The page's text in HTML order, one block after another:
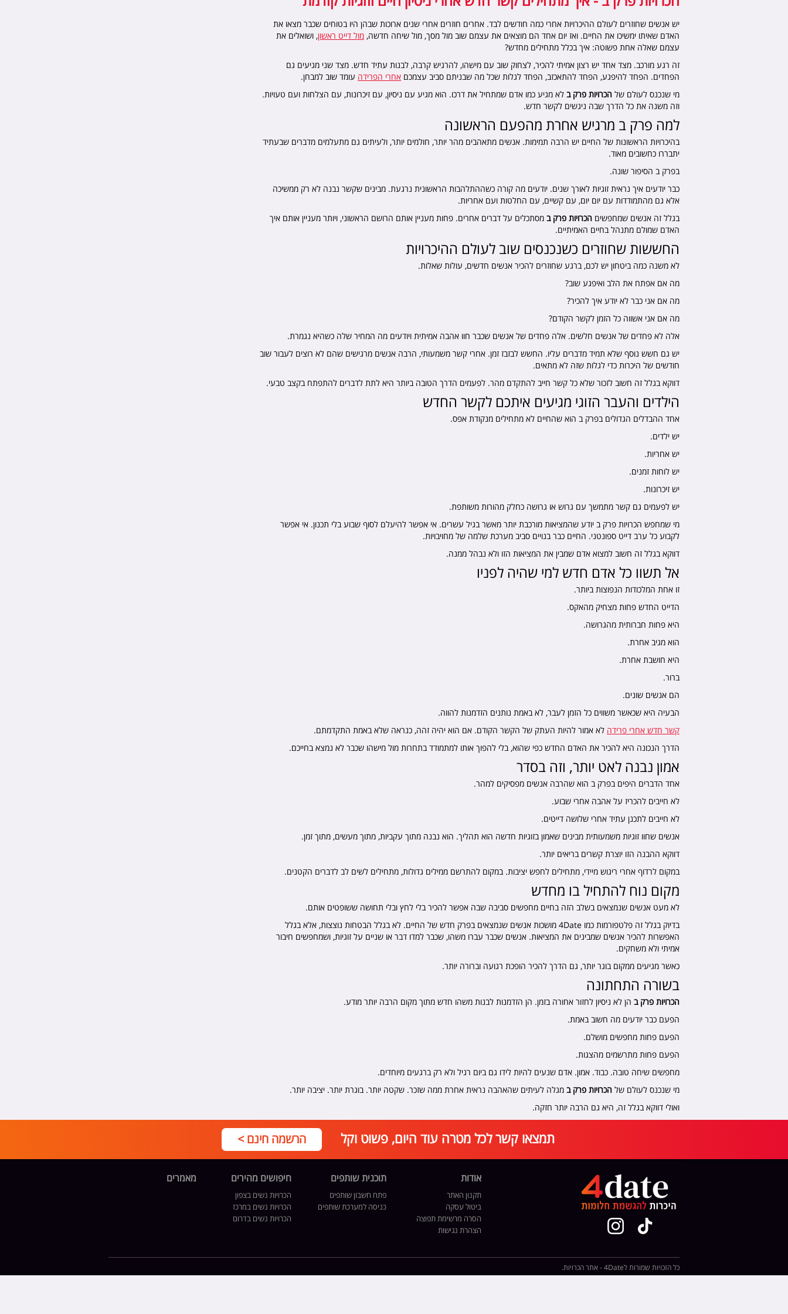
יש אנשים שחוזרים לעולם ההיכרויות אחרי כמה חודשים לבד. אחרים חוזרים אחרי שנים ארוכות שבהן היו בטוחים שכבר מצאו את
האדם שאיתו ימשיכו את החיים. ואז יום אחד הם מוצאים את עצמם שוב מול מסך, מול שיחה חדשה, מול דייט ראשון, ושואלים את
עצמם שאלה אחת פשוטה: איך בכלל מתחילים מחדש?
זה רגע מורכב. מצד אחד יש רצון אמיתי להכיר, לצחוק שוב עם מישהו, להרגיש קרבה, לבנות עתיד חדש. מצד שני מגיעים גם
הפחדים. הפחד להיפגע, הפחד להתאכזב, הפחד לגלות שכל מה שבניתם סביב עצמכם אחרי הפרידה עומד שוב למבחן.
מי שנכנס לעולם של הכרויות פרק ב לא מגיע כמו אדם שמתחיל את דרכו. הוא מגיע עם ניסיון, עם זיכרונות, עם הצלחות ועם טעויות.
וזה משנה את כל הדרך שבה ניגשים לקשר חדש.
למה פרק ב מרגיש אחרת מהפעם הראשונה
בהיכרויות הראשונות של החיים יש הרבה תמימות. אנשים מתאהבים מהר יותר, חולמים יותר, ולעיתים גם מתעלמים מדברים שבעתיד
יתבררו כחשובים מאוד.
בפרק ב הסיפור שונה.
כבר יודעים איך נראית זוגיות לאורך שנים. יודעים מה קורה כשההתלהבות הראשונית נרגעת. מבינים שקשר נבנה לא רק ממשיכה
אלא גם מהתמודדות עם יום יום, עם קשיים, עם החלטות ועם אחריות.
בגלל זה אנשים שמחפשים הכרויות פרק ב מסתכלים על דברים אחרים. פחות מעניין אותם הרושם הראשוני, ויותר מעניין אותם איך
האדם שמולם מתנהל בחיים האמיתיים.
החששות שחוזרים כשנכנסים שוב לעולם ההיכרויות
לא משנה כמה ביטחון יש לכם, ברגע שחוזרים להכיר אנשים חדשים, עולות שאלות.
מה אם אפתח את הלב ואיפגע שוב?
מה אם אני כבר לא יודע איך להכיר?
מה אם אני אשווה כל הזמן לקשר הקודם?
אלה לא פחדים של אנשים חלשים. אלה פחדים של אנשים שכבר חוו אהבה אמיתית ויודעים מה המחיר שלה כשהיא נגמרת.
יש גם חשש נוסף שלא תמיד מדברים עליו. החשש לבזבז זמן. אחרי קשר משמעותי, הרבה אנשים מרגישים שהם לא רוצים לעבור שוב
חודשים של היכרות כדי לגלות שזה לא מתאים.
דווקא בגלל זה חשוב לזכור שלא כל קשר חייב להתקדם מהר. לפעמים הדרך הטובה ביותר היא לתת לדברים להתפתח בקצב טבעי.
הילדים והעבר הזוגי מגיעים איתכם לקשר החדש
אחד ההבדלים הגדולים בפרק ב הוא שהחיים לא מתחילים מנקודת אפס.
יש ילדים.
יש אחריות.
יש לוחות זמנים.
יש זיכרונות.
יש לפעמים גם קשר מתמשך עם גרוש או גרושה כחלק מהורות משותפת.
מי שמחפש הכרויות פרק ב יודע שהמציאות מורכבת יותר מאשר בגיל עשרים. אי אפשר להיעלם לסוף שבוע בלי תכנון. אי אפשר
לקבוע כל ערב דייט ספונטני. החיים כבר בנויים סביב מערכת שלמה של מחויבויות.
דווקא בגלל זה חשוב למצוא אדם שמבין את המציאות הזו ולא נבהל ממנה.
אל תשוו כל אדם חדש למי שהיה לפניו
זו אחת המלכודות הנפוצות ביותר.
הדייט החדש פחות מצחיק מהאקס.
היא פחות חברותית מהגרושה.
הוא מגיב אחרת.
היא חושבת אחרת.
ברור.
הם אנשים שונים.
הבעיה היא שכאשר משווים כל הזמן לעבר, לא באמת נותנים הזדמנות להווה.
קשר חדש אחרי פרידה לא אמור להיות העתק של הקשר הקודם. אם הוא יהיה זהה, כנראה שלא באמת התקדמתם.
הדרך הנכונה היא להכיר את האדם החדש כפי שהוא, בלי להפוך אותו למתמודד בתחרות מול מישהו שכבר לא נמצא בחייכם.
אמון נבנה לאט יותר, וזה בסדר
אחד הדברים היפים בפרק ב הוא שהרבה אנשים מפסיקים למהר.
לא חייבים להכריז על אהבה אחרי שבוע.
לא חייבים לתכנן עתיד אחרי שלושה דייטים.
אנשים שחוו זוגיות משמעותית מבינים שאמון בזוגיות חדשה הוא תהליך. הוא נבנה מתוך עקביות, מתוך מעשים, מתוך זמן.
דווקא ההבנה הזו יוצרת קשרים בריאים יותר.
במקום לרדוף אחרי ריגוש מיידי, מתחילים לחפש יציבות. במקום להתרשם ממילים גדולות, מתחילים לשים לב לדברים הקטנים.
מקום נוח להתחיל בו מחדש
לא מעט אנשים שנמצאים בשלב הזה בחיים מחפשים סביבה שבה אפשר להכיר בלי לחץ ובלי תחושה ששופטים אותם.
בדיוק בגלל זה פלטפורמות כמו 4Date מושכות אנשים שנמצאים בפרק חדש של החיים. לא בגלל הבטחות נוצצות, אלא בגלל
האפשרות להכיר אנשים שמבינים את המציאות. אנשים שכבר עברו משהו, שכבר למדו דבר או שניים על זוגיות, ושמחפשים חיבור
אמיתי ולא משחקים.
כאשר מגיעים ממקום בוגר יותר, גם הדרך להכיר הופכת רגועה וברורה יותר.
בשורה התחתונה
הכרויות פרק ב הן לא ניסיון לחזור אחורה בזמן. הן הזדמנות לבנות משהו חדש מתוך מקום הרבה יותר מודע.
הפעם כבר יודעים מה חשוב באמת.
הפעם פחות מחפשים מושלם.
הפעם פחות מתרשמים מהצגות.
מחפשים שיחה טובה. כבוד. אמון. אדם שנעים להיות לידו גם ביום רגיל ולא רק ברגעים מיוחדים.
מי שנכנס לעולם של הכרויות פרק ב מגלה לעיתים שהאהבה נראית אחרת ממה שזכר. שקטה יותר. בוגרת יותר. יציבה יותר.
ואולי דווקא בגלל זה, היא גם הרבה יותר חזקה.
תמצאו קשר לכל מטרה עוד היום, פשוט וקל הרשמה חינם >
אודות
תקנון האתר
ביטול עסקה
הסרה מרשימת תפוצה
הצהרת נגישות
תוכנית שותפים
פתח חשבון שותפים
כניסה למערכת שותפים
חיפושים מהירים
הכרויות נשים בצפון
הכרויות נשים במרכז
הכרויות נשים בדרום
מאמרים
כל הזכויות שמורות ל4Date - אתר הכרויות.